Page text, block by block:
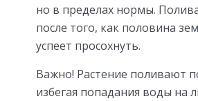
но в пределах нормы.
после того, как половина
успеет просохнуть.
Важно! Растение поливают
избегая попадания воды на